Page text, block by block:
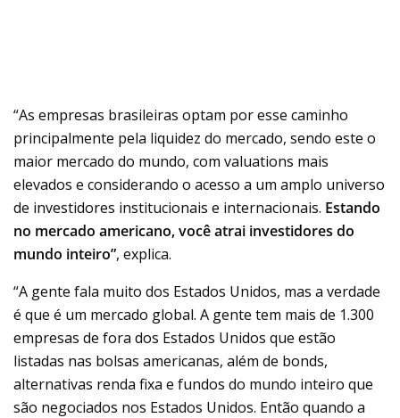
“As empresas brasileiras optam por esse caminho
principalmente pela liquidez do mercado, sendo este o
maior mercado do mundo, com valuations mais
elevados e considerando o acesso a um amplo universo
de investidores institucionais e internacionais. Estando
no mercado americano, você atrai investidores do
mundo inteiro”, explica.
“A gente fala muito dos Estados Unidos, mas a verdade
é que é um mercado global. A gente tem mais de 1.300
empresas de fora dos Estados Unidos que estão
listadas nas bolsas americanas, além de bonds,
alternativas renda fixa e fundos do mundo inteiro que
são negociados nos Estados Unidos. Então quando a